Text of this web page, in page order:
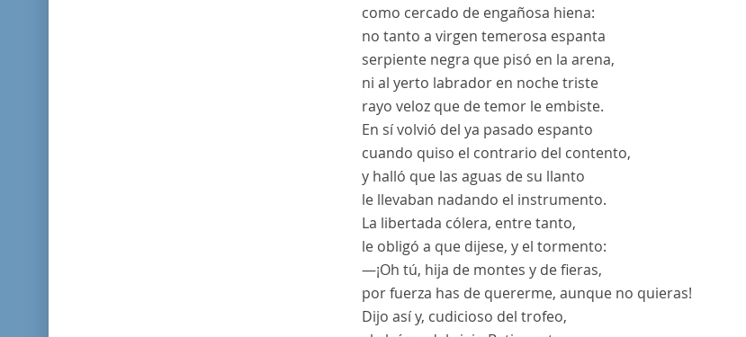
como cercado de engañosa hiena:
no tanto a virgen temerosa espanta
serpiente negra que pisó en la arena,
ni al yerto labrador en noche triste
rayo veloz que de temor le embiste.
En sí volvió del ya pasado espanto
cuando quiso el contrario del contento,
y halló que las aguas de su llanto
le llevaban nadando el instrumento.
La libertada cólera, entre tanto,
le obligó a que dijese, y el tormento:
—¡Oh tú, hija de montes y de fieras,
por fuerza has de quererme, aunque no quieras!
Dijo así y, cudicioso del trofeo,